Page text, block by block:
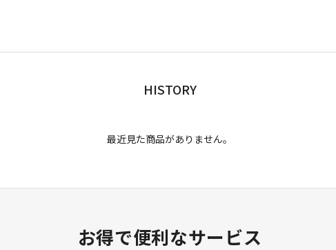
HISTORY
最近見た商品がありません。
お得で便利なサービス